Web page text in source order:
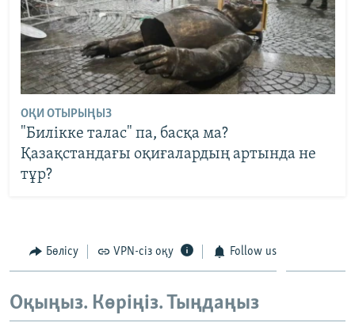
ОҚИ ОТЫРЫҢЫЗ
"Билікке талас" па, басқа ма?
Қазақстандағы оқиғалардың артында не
тұр?
Бөлісу VPN-сіз оқу Follow us
Оқыңыз. Көріңіз. Тыңдаңыз